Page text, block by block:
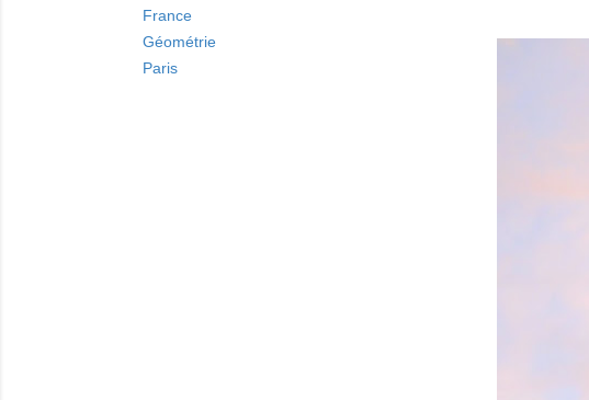
France
Géométrie
Paris